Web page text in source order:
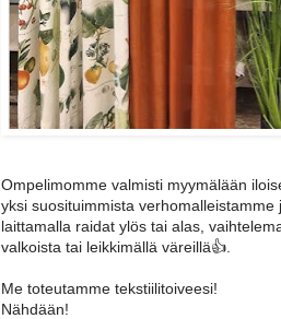
Ompelimomme valmisti myymälään
yksi suosituimmista
laittamalla raidat ylös tai alas,
valkoista tai leikkimällä väreillä👍.
Me toteutamme tekstiilitoiveesi!
Nähdään!